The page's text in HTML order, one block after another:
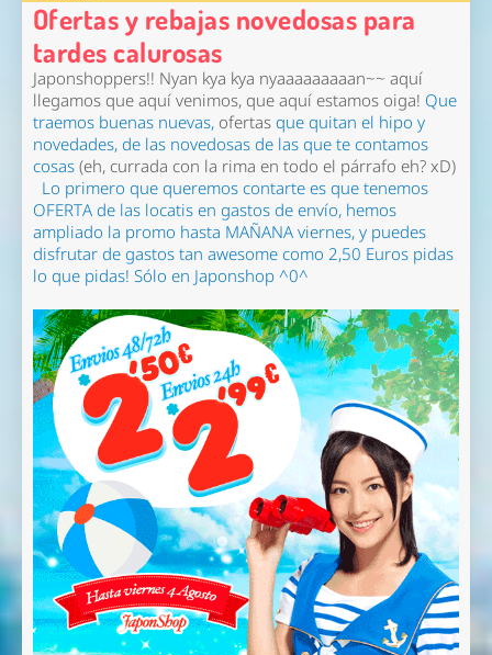
Ofertas y rebajas novedosas para
tardes calurosas
Japonshoppers!! Nyan kya kya nyaaaaaaaaan~~ aquí
llegamos que aquí venimos, que aquí estamos oiga! Que
traemos buenas nuevas, ofertasque quitan el hipo y
novedades, de las novedosas de las que te contamos
cosas(eh, currada con la rima en todo el párrafo eh? xD)
Lo primero que queremos contarte es que tenemos
OFERTA de las locatis en gastos de envío, hemos
ampliado la promo hasta MAÑANA viernes, y puedes
disfrutar de gastos tan awesome como 2,50 Euros pidas
lo que pidas! Sólo en Japonshop ^0^